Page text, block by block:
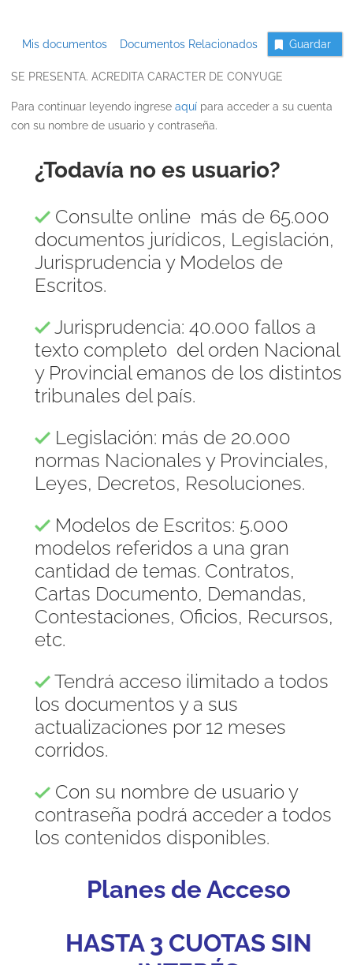
Mis documentos Documentos Relacionados Guardar
SE PRESENTA. ACREDITA CARACTER DE CONYUGE
Para continuar leyendo ingrese aquípara acceder a su cuenta
con su nombre de usuario y contraseña.
¿Todavía no es usuario?
Consulte online más de 65.000
documentos jurídicos, Legislación,
Jurisprudencia y Modelos de
Escritos.
Jurisprudencia: 40.000 fallos a
texto completo del orden Nacional
y Provincial emanos de los distintos
tribunales del país.
Legislación: más de 20.000
normas Nacionales y Provinciales,
Leyes, Decretos, Resoluciones.
Modelos de Escritos: 5.000
modelos referidos a una gran
cantidad de temas. Contratos,
Cartas Documento, Demandas,
Contestaciones, Oficios, Recursos,
etc.
Tendrá acceso ilimitado a todos
los documentos y a sus
actualizaciones por 12 meses
corridos.
Con su nombre de usuario y
contraseña podrá acceder a todos
los contenidos disponibles.
Planes de Acceso
HASTA 3 CUOTAS SIN